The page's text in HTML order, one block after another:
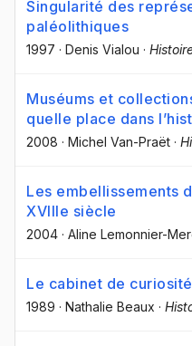
Singularité des
paléolithiques
1997 · Denis Vialou ·
Muséums et
quelle place dans
2008 · Michel Van-Praët ·
Les embellissements
XVIIIe siècle
2004 · Aline Lemonnier-
Le cabinet de
1989 · Nathalie Beaux ·